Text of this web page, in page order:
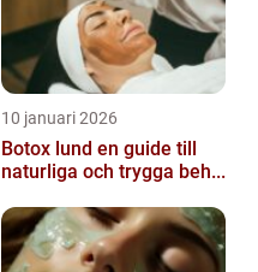
10 januari 2026
Botox lund en guide till
naturliga och trygga beh...